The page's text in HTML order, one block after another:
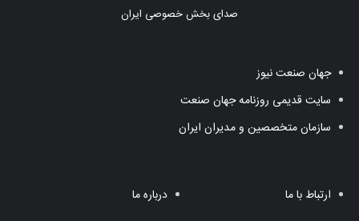
صدای بخش خصوصی ایران
جهان صنعت نیوز
سایت قدیمی روزنامه جهان صنعت
سازمان متخصصین و مدیران ایران
ارتباط با ما درباره ما